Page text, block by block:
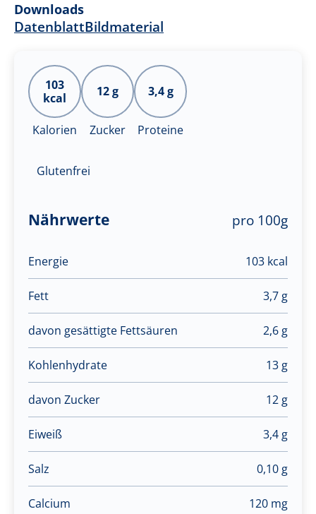
Downloads
DatenblattBildmaterial
103
kcal
Kalorien
12 g
Zucker
3,4 g
Proteine
Glutenfrei
Nährwerte pro 100g
Energie 103 kcal
Fett 3,7 g
davon gesättigte Fettsäuren 2,6 g
Kohlenhydrate 13 g
davon Zucker 12 g
Eiweiß 3,4 g
Salz 0,10 g
Calcium 120 mg